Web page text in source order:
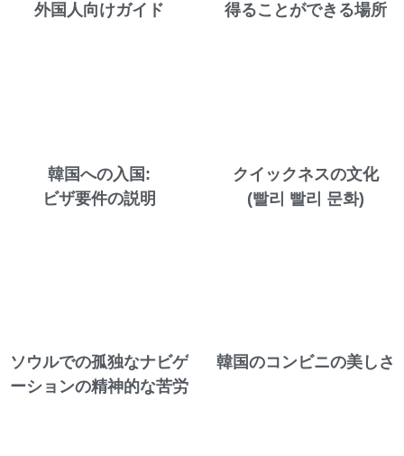
外国人向けガイド
得ることができる場所
韓国への入国:
ビザ要件の説明
クイックネスの文化
(빨리 빨리 문화)
ソウルでの孤独なナビゲ
ーションの精神的な苦労
韓国のコンビニの美しさ